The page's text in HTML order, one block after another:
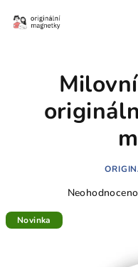
Průměrné
Neohodnoceno
Novinka